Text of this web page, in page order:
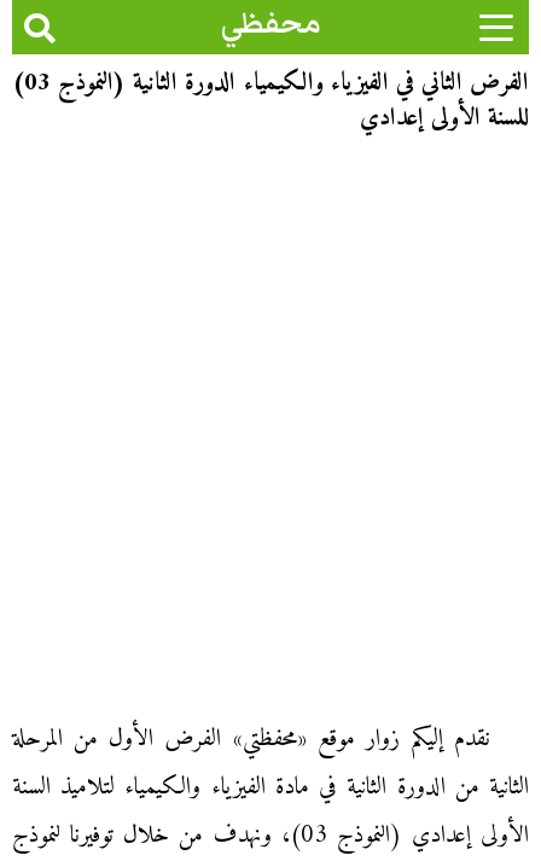
محفظي
الفرض الثاني في الفيزياء والكيمياء الدورة الثانية (النموذج 03)
للسنة الأولى إعدادي
نقدم إليكم زوار موقع «محفظتي» الفرض الأول من المرحلة
الثانية من الدورة الثانية في مادة الفيزياء والكيمياء لتلاميذ السنة
الأولى إعدادي (النموذج 03)، ونهدف من خلال توفيرنا لنموذج